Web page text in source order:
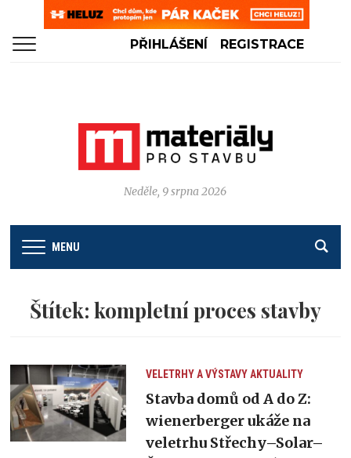
PŘIHLÁŠENÍ REGISTRACE
Neděle, 9 srpna 2026
MENU
Štítek: kompletní proces stavby
VELETRHY A VÝSTAVYAKTUALITY
Stavba domů od A do Z:
wienerberger ukáže na
veletrhu Střechy–Solar–